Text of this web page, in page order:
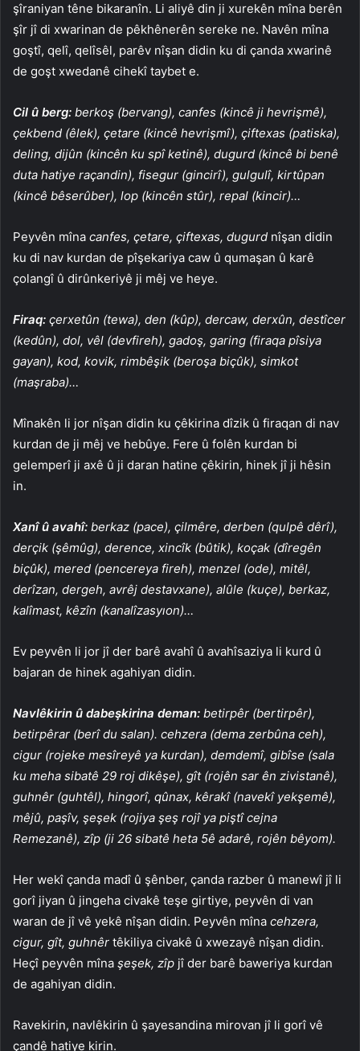
şîraniyan têne bikaranîn. Li aliyê din ji xurekên mîna berên
şîr jî di xwarinan de pêkhênerên sereke ne. Navên mîna
goştî, qelî, qelîsêl, parêv nîşan didin ku di çanda xwarinê
de goşt xwedanê cihekî taybet e.
Cil û berg: berkoş (bervang), canfes (kincê ji hevrişmê),
çekbend (êlek), çetare (kincê hevrişmî), çiftexas (patiska),
deling, dijûn (kincên ku spî ketinê), dugurd (kincê bi benê
duta hatiye raçandin), fisegur (gincirî), gulgulî, kirtûpan
(kincê bêserûber), lop (kincên stûr), repal (kincir)…
Peyvên mîna canfes, çetare, çiftexas, dugurd nîşan didin
ku di nav kurdan de pîşekariya caw û qumaşan û karê
çolangî û dirûnkeriyê ji mêj ve heye.
Firaq: çerxetûn (tewa), den (kûp), dercaw, derxûn, destîcer
(kedûn), dol, vêl (devfireh), gadoş, garing (firaqa pîsiya
gayan), kod, kovik, rimbêşik (beroşa biçûk), simkot
(maşraba)…
Mînakên li jor nîşan didin ku çêkirina dîzik û firaqan di nav
kurdan de ji mêj ve hebûye. Fere û folên kurdan bi
gelemperî ji axê û ji daran hatine çêkirin, hinek jî ji hêsin
in.
Xanî û avahî: berkaz (pace), çilmêre, derben (qulpê dêrî),
derçik (şêmûg), derence, xincîk (bûtik), koçak (dîregên
biçûk), mered (pencereya fireh), menzel (ode), mitêl,
derîzan, dergeh, avrêj destavxane), alûle (kuçe), berkaz,
kalîmast, kêzîn (kanalîzasyıon)…
Ev peyvên li jor jî der barê avahî û avahîsaziya li kurd û
bajaran de hinek agahiyan didin.
Navlêkirin û dabeşkirina deman: betirpêr (bertirpêr),
betirpêrar (berî du salan). cehzera (dema zerbûna ceh),
cigur (rojeke mesîreyê ya kurdan), demdemî, gibîse (sala
ku meha sibatê 29 roj dikêşe), gît (rojên sar ên zivistanê),
guhnêr (guhtêl), hingorî, qûnax, kêrakî (navekî yekşemê),
mêjû, paşîv, şeşek (rojiya şeş rojî ya piştî cejna
Remezanê), zîp (ji 26 sibatê heta 5ê adarê, rojên bêyom).
Her wekî çanda madî û şênber, çanda razber û manewî jî li
gorî jiyan û jingeha civakê teşe girtiye, peyvên di van
waran de jî vê yekê nîşan didin. Peyvên mîna cehzera,
cigur, gît, guhnêr têkiliya civakê û xwezayê nîşan didin.
Heçî peyvên mîna şeşek, zîp jî der barê baweriya kurdan
de agahiyan didin.
Ravekirin, navlêkirin û şayesandina mirovan jî li gorî vê
çandê hatiye kirin.